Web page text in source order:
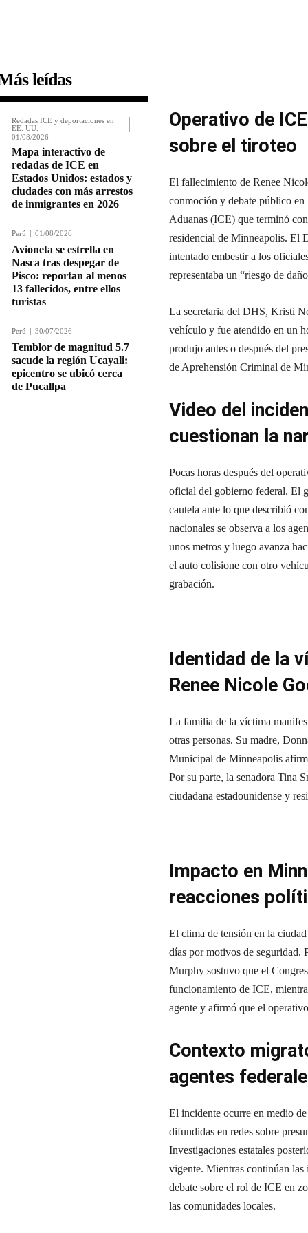
leídas
Redadas ICE y deportaciones en
EE. UU.
01/08/2026
Mapa interactivo de
redadas de ICE en
Estados Unidos: estados y
ciudades con más arrestos
de inmigrantes en 2026
Perú 01/08/2026
Avioneta se estrella en
Nasca tras despegar de
Pisco: reportan al menos
13 fallecidos, entre ellos
turistas
Perú 30/07/2026
Temblor de magnitud 5.7
sacude la región Ucayali:
epicentro se ubicó cerca
de Pucallpa
Operativo de
sobre el tiroteo
El fallecimiento de Renee
conmoción y debate público en
Aduanas (ICE) que terminó
residencial de Minneapolis. El
intentado embestir a los
representaba un “riesgo de
La secretaria del DHS, Kristi
vehículo y fue atendido en un
produjo antes o después del
de Aprehensión Criminal de
Video del
cuestionan la
Pocas horas después del
oficial del gobierno federal. El
cautela ante lo que describió
nacionales se observa a los
unos metros y luego avanza
el auto colisione con otro
grabación.
Identidad de la
Renee Nicole
La familia de la víctima
otras personas. Su madre,
Municipal de Minneapolis
Por su parte, la senadora Tina
ciudadana estadounidense y
Impacto en
reacciones
El clima de tensión en la
días por motivos de seguridad.
Murphy sostuvo que el
funcionamiento de ICE,
agente y afirmó que el
Contexto
agentes
El incidente ocurre en medio
difundidas en redes sobre
Investigaciones estatales
vigente. Mientras continúan
debate sobre el rol de ICE en
las comunidades locales.